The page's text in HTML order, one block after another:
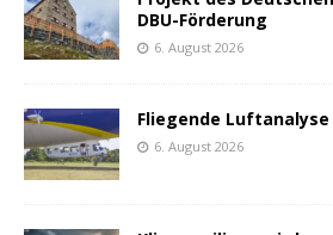
DBU-Förderung
6. August 2026
Fliegende Luftanalyse
6. August 2026